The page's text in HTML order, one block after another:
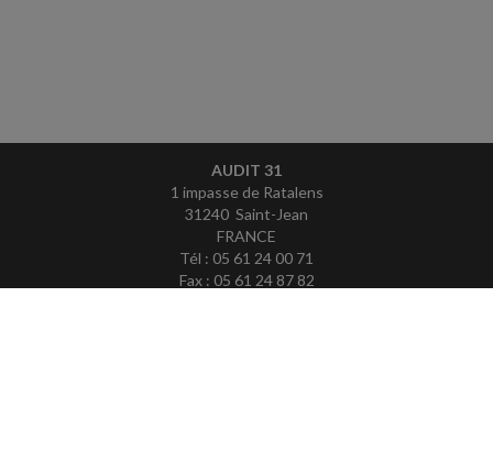
AUDIT 31
1 impasse de Ratalens
31240 Saint-Jean
FRANCE
Tél : 05 61 24 00 71
Fax : 05 61 24 87 82